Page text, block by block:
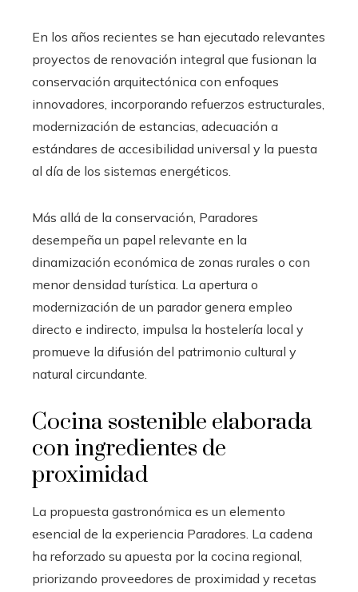
En los años recientes se han ejecutado relevantes
proyectos de renovación integral que fusionan la
conservación arquitectónica con enfoques
innovadores, incorporando refuerzos estructurales,
modernización de estancias, adecuación a
estándares de accesibilidad universal y la puesta
al día de los sistemas energéticos.
Más allá de la conservación, Paradores
desempeña un papel relevante en la
dinamización económica de zonas rurales o con
menor densidad turística. La apertura o
modernización de un parador genera empleo
directo e indirecto, impulsa la hostelería local y
promueve la difusión del patrimonio cultural y
natural circundante.
Cocina sostenible elaborada
con ingredientes de
proximidad
La propuesta gastronómica es un elemento
esencial de la experiencia Paradores. La cadena
ha reforzado su apuesta por la cocina regional,
priorizando proveedores de proximidad y recetas